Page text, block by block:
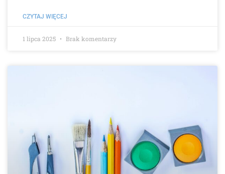
CZYTAJ WIĘCEJ
1 lipca 2025 Brak komentarzy